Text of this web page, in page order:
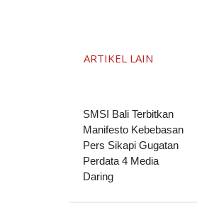
ARTIKEL LAIN
SMSI Bali Terbitkan
Manifesto Kebebasan
Pers Sikapi Gugatan
Perdata 4 Media
Daring